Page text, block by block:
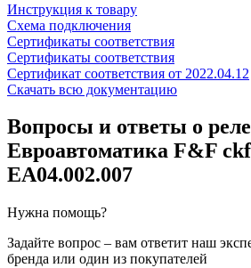
Инструкция к товару
Схема подключения
Сертификаты соответствия
Сертификаты соответствия
Сертификат соответствия от 2022.04.12
Скачать всю документацию
Вопросы и ответы о
Евроавтоматика F&F
EA04.002.007
Нужна помощь?
Задайте вопрос – вам ответит наш
бренда или один из покупателей